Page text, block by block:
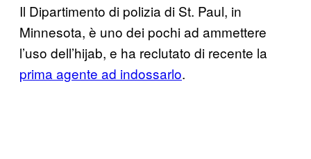
Il Dipartimento di polizia di St. Paul, in
Minnesota, è uno dei pochi ad ammettere
l’uso dell’hijab, e ha reclutato di recente la
prima agente ad indossarlo.